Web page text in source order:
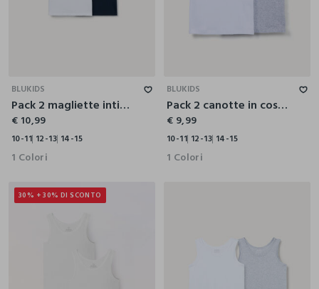
BLUKIDS
Pack 2 magliette intime in jersey di puro cotone ragazzo
€ 10,99
10-11 12-13 14-15
1 Colori
BLUKIDS
Pack 2 canotte in costina di puro cotone ragazzo
€ 9,99
10-11 12-13 14-15
1 Colori
30% + 30% DI SCONTO